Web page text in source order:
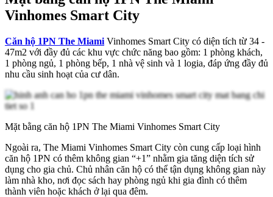
Vinhomes Smart City
Căn hộ 1PN The Miami Vinhomes Smart City có diện tích từ 34 -
47m2 với đầy đủ các khu vực chức năng bao gồm: 1 phòng khách,
1 phòng ngủ, 1 phòng bếp, 1 nhà vệ sinh và 1 logia, đáp ứng đầy đủ
nhu cầu sinh hoạt của cư dân.
Mặt bằng căn hộ 1PN The Miami Vinhomes Smart City
Ngoài ra, The Miami Vinhomes Smart City còn cung cấp loại hình
căn hộ 1PN có thêm không gian “+1” nhằm gia tăng diện tích sử
dụng cho gia chủ. Chủ nhân căn hộ có thể tận dụng không gian này
làm nhà kho, nơi đọc sách hay phòng ngủ khi gia đình có thêm
thành viên hoặc khách ở lại qua đêm.